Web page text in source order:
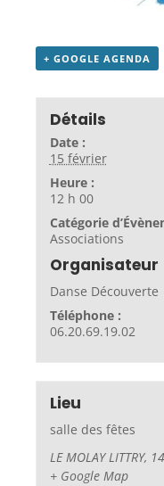
+ GOOGLE AGENDA
Détails
Date :
15 février
Heure :
12 h 00
Catégorie
Associations
Organisateur
Danse Découverte
Téléphone :
06.20.69.19.02
Lieu
salle des fêtes
LE MOLAY LITTRY,
+ Google Map